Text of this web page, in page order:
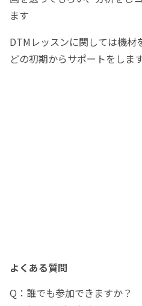
ます
DTMレッスンに関しては機材
どの初期からサポートをしま
よくある質問
Q：誰でも参加できますか？